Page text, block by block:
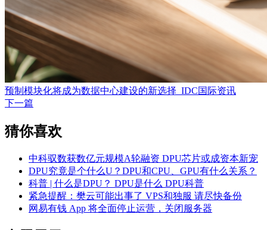
预制模块化将成为数据中心建设的新选择_IDC国际资讯
下一篇
猜你喜欢
中科驭数获数亿元规模A轮融资 DPU芯片或成资本新宠
DPU究竟是个什么U？DPU和CPU、GPU有什么关系？
科普 | 什么是DPU？ DPU是什么 DPU科普
紧急提醒：樊云可能出事了 VPS和独服 请尽快备份
网易有钱 App 将全面停止运营，关闭服务器